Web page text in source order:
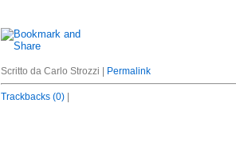
Scritto da Carlo Strozzi | Permalink
Trackbacks (0)|